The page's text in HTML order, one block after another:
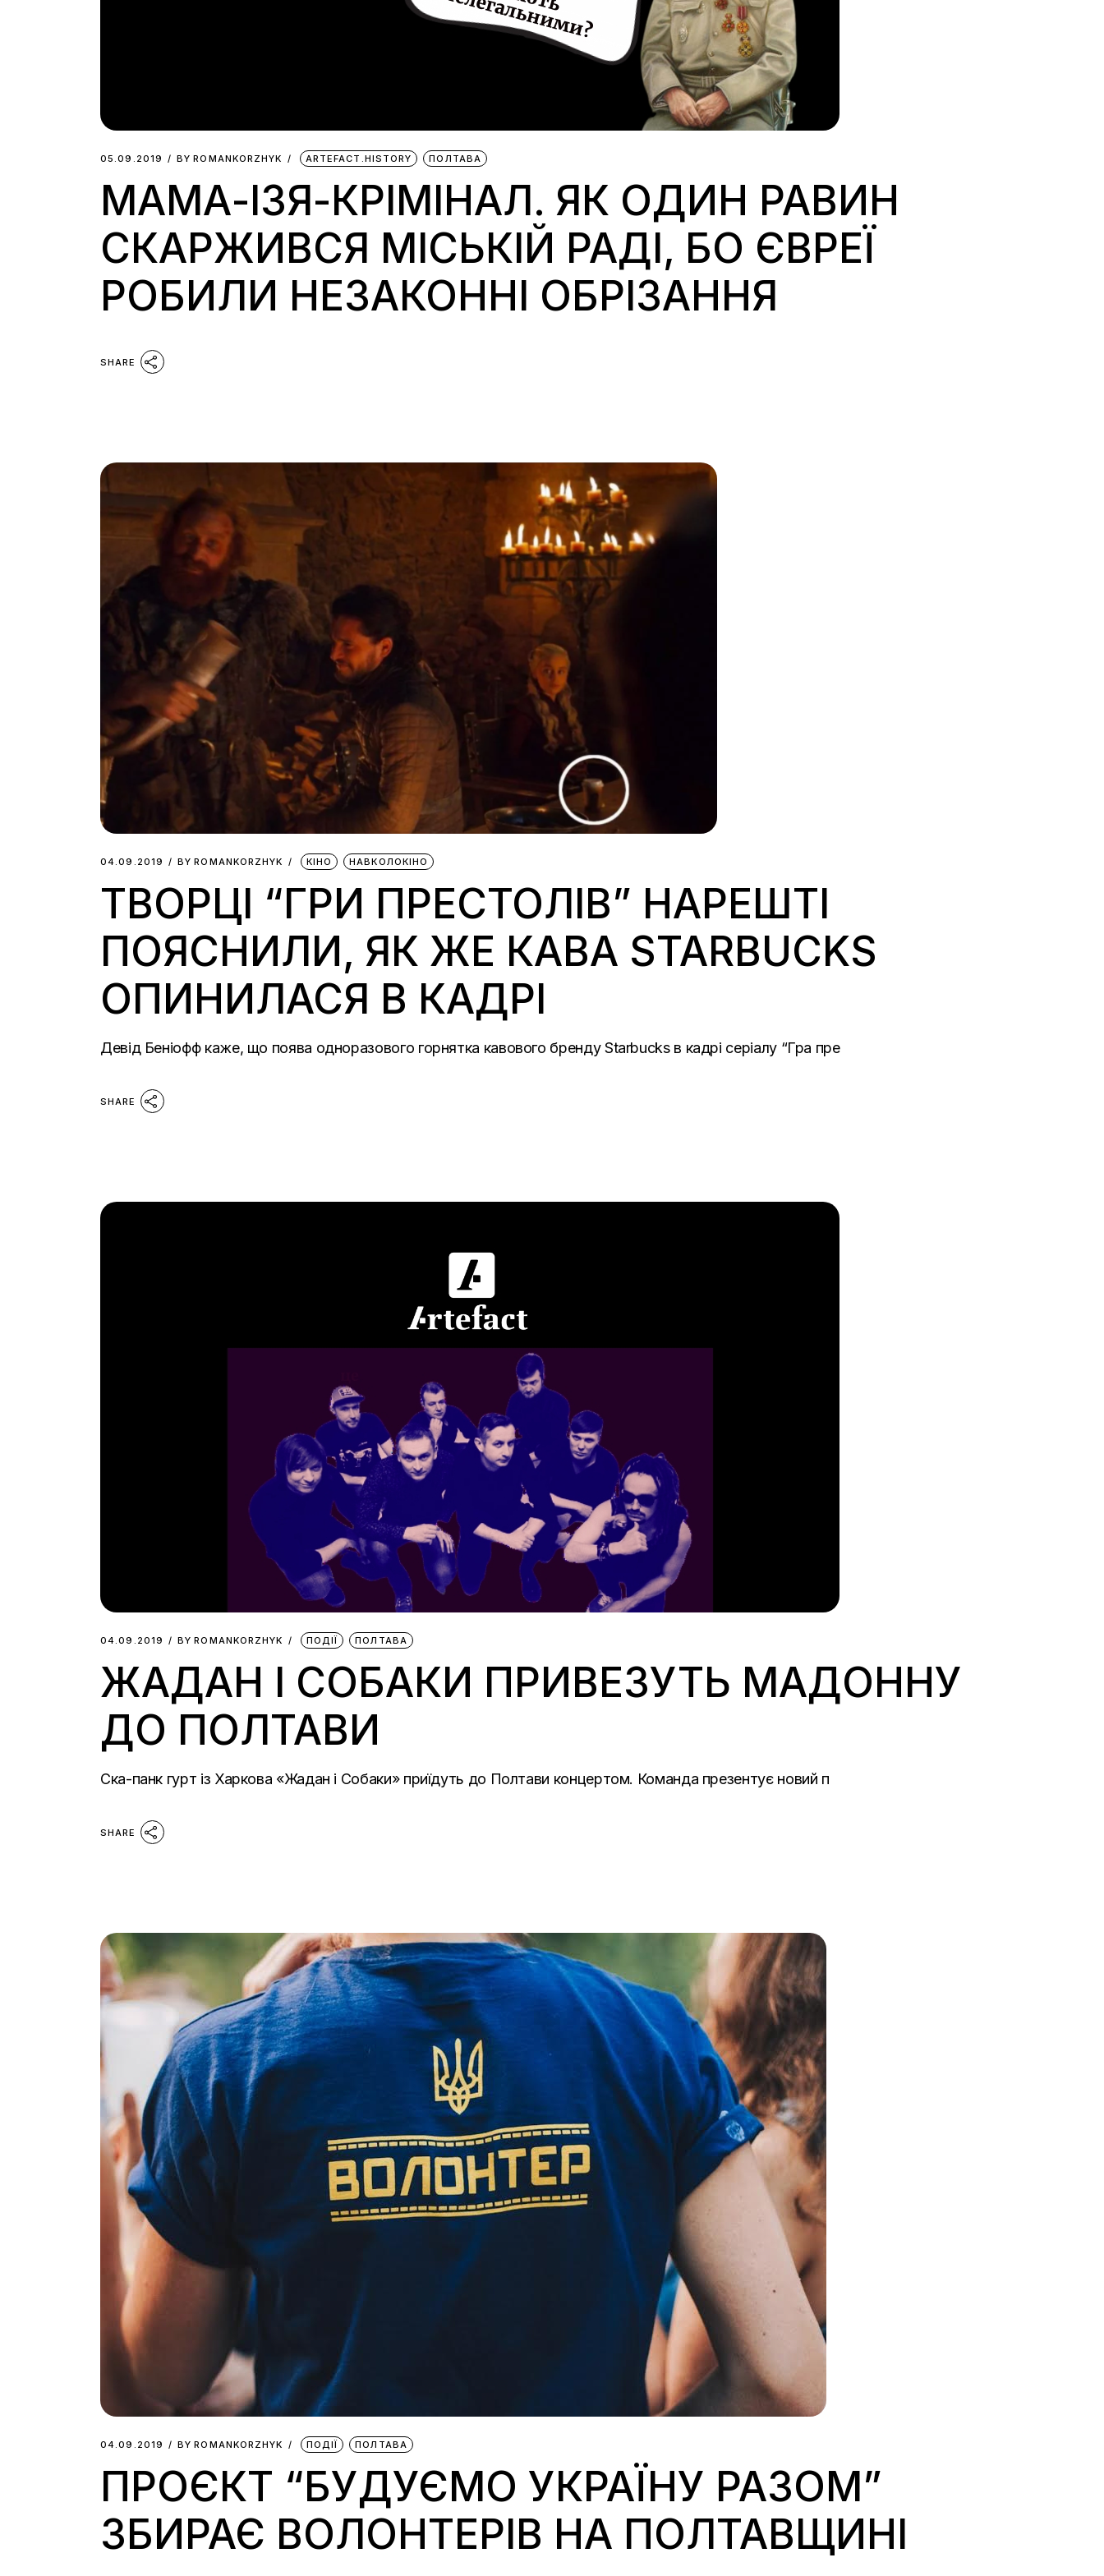
05.09.2019 BY ROMANKORZHYK ARTEFACT.HISTORY ПОЛТАВА
МАМА-ІЗЯ-КРІМІНАЛ. ЯК ОДИН РАВИН
СКАРЖИВСЯ МІСЬКІЙ РАДІ, БО ЄВРЕЇ
РОБИЛИ НЕЗАКОННІ ОБРІЗАННЯ
SHARE
04.09.2019 BY ROMANKORZHYK КІНО НАВКОЛОКІНО
ТВОРЦІ “ГРИ ПРЕСТОЛІВ” НАРЕШТІ
ПОЯСНИЛИ, ЯК ЖЕ КАВА STARBUCKS
ОПИНИЛАСЯ В КАДРІ
Девід Беніофф каже, що поява одноразового горнятка кавового бренду Starbucks в кадрі серіалу “Гра пре
SHARE
04.09.2019 BY ROMANKORZHYK ПОДІЇ ПОЛТАВА
ЖАДАН І СОБАКИ ПРИВЕЗУТЬ МАДОННУ
ДО ПОЛТАВИ
Ска-панк гурт із Харкова «Жадан і Собаки» приїдуть до Полтави концертом. Команда презентує новий п
SHARE
04.09.2019 BY ROMANKORZHYK ПОДІЇ ПОЛТАВА
ПРОЄКТ “БУДУЄМО УКРАЇНУ РАЗОМ”
ЗБИРАЄ ВОЛОНТЕРІВ НА ПОЛТАВЩИНІ